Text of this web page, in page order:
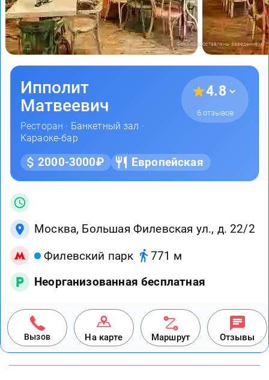
Фото предоставлены заведением
Ипполит
Матвеевич
Ресторан · Банкетный зал ·
Караоке-бар
4.8
6 отзывов
2000-3000₽ Европейская
Москва, Большая Филевская ул., д. 22/2
Филевский парк
771 м
Неорганизованная бесплатная
Вызов На карте Маршрут Отзывы